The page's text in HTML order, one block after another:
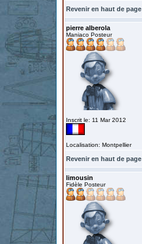
Revenir en haut de page
pierre alberola
Maniaco Posteur
Inscrit le: 11 Mar 2012
Localisation: Montpellier
Revenir en haut de page
limousin
Fidèle Posteur